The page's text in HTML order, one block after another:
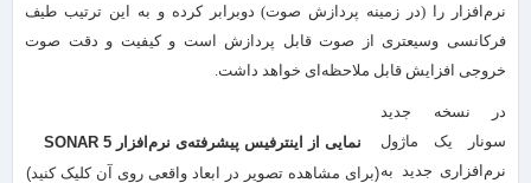
نرم‌افزار را (در زمینه پردازش صوت) دوبرابر کرده و به این ترتیب طیف
فرکانسی وسیعتری از صوت قابل پردازش است و کیفیت و دقت صوت
خروجی افزایش قابل ملاحظه‌ای خواهد داشت.
نمایی از اینترفیس پیشرفته‌ی نرم‌افزار SONAR 5
(برای مشاهده تصویر در ابعاد واقعی روی آن کلیک کنید)
در نسخه جدید
سونار یک ماژول
نرم‌افزاری جدید به